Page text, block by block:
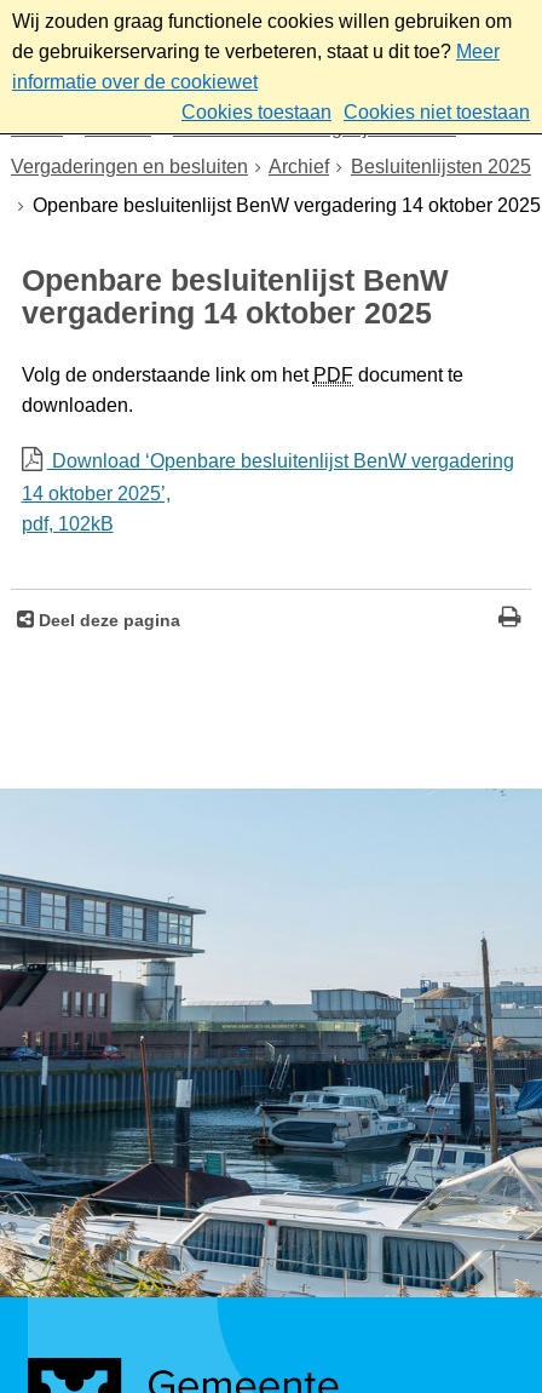
Wij zouden graag functionele cookies willen gebruiken om
de gebruikerservaring te verbeteren, staat u dit toe? Meer
informatie over de cookiewet
Cookies toestaan
Cookies niet toestaan
Gemeenteraad/Dagelijks bestuur
Vergaderingen en besluiten
Archief
Besluitenlijsten 2025
Openbare besluitenlijst BenW vergadering 14 oktober 2025
Openbare besluitenlijst BenW
vergadering 14 oktober 2025
Volg de onderstaande link om het PDFdocument te
downloaden.
Download ‘Openbare besluitenlijst BenW vergadering
14 oktober 2025’,
pdf, 102kB
Deel deze pagina